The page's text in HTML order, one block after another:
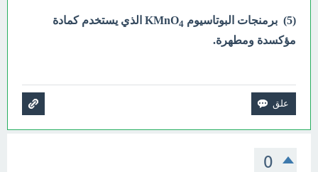
(5) برمنجات البوتاسيوم KMnO 4
الذي يستخدم كمادة
مؤكسدة ومطهرة.
0